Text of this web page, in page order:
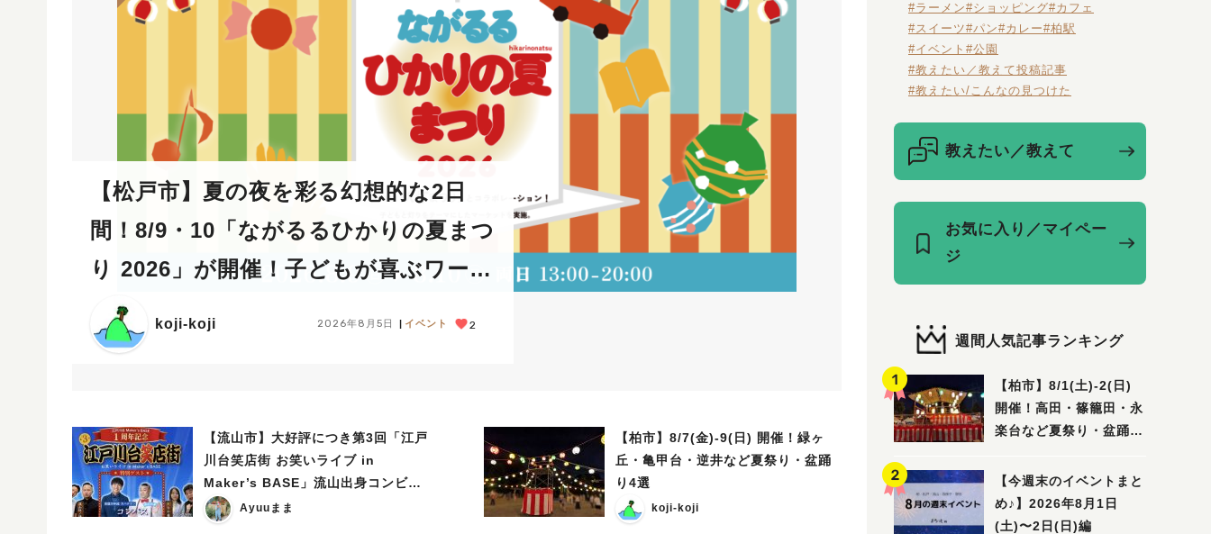
【松戸市】夏の夜を彩る幻想的な2日
間！8/9・10「ながるるひかりの夏まつ
り 2026」が開催！子どもが喜ぶワーク
ショップや限定ヒーローショーも
koji-koji 2026年8月5日 イベント 2
【流山市】大好評につき第3回「江戸
川台笑店街 お笑いライブ in
Maker’s BASE」流山出身コンビ
「コンパス」も登場！8/23（日）
Ayuuまま
【柏市】8/7(金)‐9(日) 開催！緑ヶ
丘・亀甲台・逆井など夏祭り・盆踊
り4選
koji-koji
#ラーメン#ショッピング#カフェ
#スイーツ#パン#カレー#柏駅
#イベント #公園
#教えたい／教えて投稿記事
#教えたい/こんなの見つけた
教えたい／教えて
お気に入り／マイペー
ジ
週間人気記事ランキング
【柏市】8/1(土)‐2(日)
開催！高田・篠籠田・永
楽台など夏祭り・盆踊り
【今週末のイベントまと
め♪】2026年8月1日
(土)〜2日(日)編